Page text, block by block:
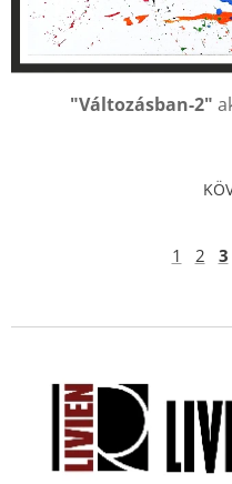
"Változásban-2"
1 2 3